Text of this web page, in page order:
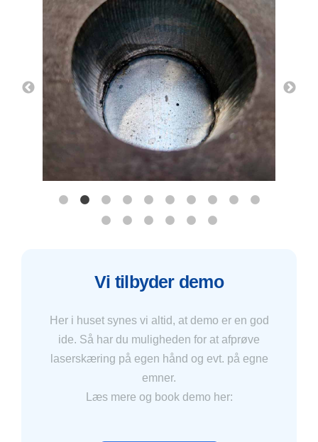
Vi tilbyder demo
Her i huset synes vi altid, at demo er en god
ide. Så har du muligheden for at afprøve
laserskæring på egen hånd og evt. på egne
emner.
Læs mere og book demo her: